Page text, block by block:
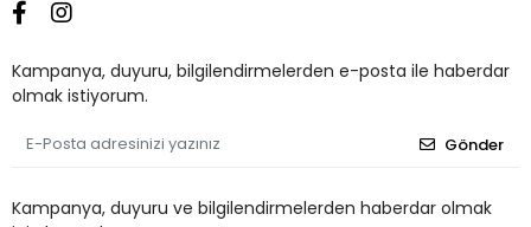
Kampanya, duyuru, bilgilendirmelerden e-posta ile haberdar
olmak istiyorum.
Gönder
Kampanya, duyuru ve bilgilendirmelerden haberdar olmak